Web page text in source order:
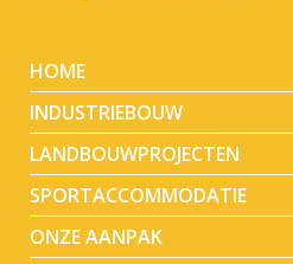
HOME
INDUSTRIEBOUW
LANDBOUWPROJECTEN
SPORTACCOMMODATIE
ONZE AANPAK